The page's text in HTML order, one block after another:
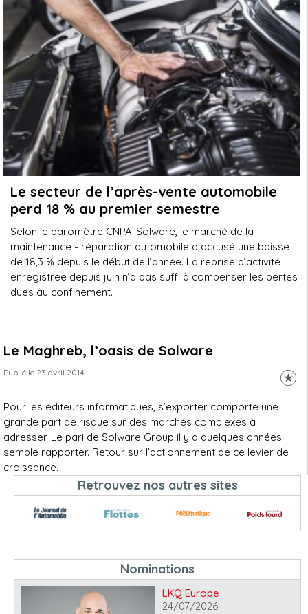
Le secteur de l’après-vente automobile
perd 18 % au premier semestre
Selon le baromètre CNPA-Solware, le marché de la
maintenance - réparation automobile a accusé une baisse
de 18,3 % depuis le début de l’année. La reprise d’activité
enregistrée depuis juin n’a pas suffi à compenser les pertes
dues au confinement.
Le Maghreb, l’oasis de Solware
Publié le 23 avril 2014
Pour les éditeurs informatiques, s’exporter comporte une
grande part de risque sur des marchés complexes à
adresser. Le pari de Solware Group il y a quelques années
semble rapporter. Retour sur l’actionnement de ce levier de
croissance.
Retrouvez nos autres sites
Nominations
LKQ Europe
24/07/2026